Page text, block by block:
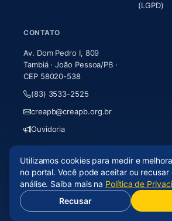
(LGPD)
CONTATO
Av. Dom Pedro I, 809
Tambiá · João Pessoa/PB ·
CEP 58020-538
(83) 3533-2525
creapb@creapb.org.br
Ouvidoria
© 2026 CREA-PB · Todos os direitos
Acessibilidade
Mapa do site· LGPD
Desenvolvido porAxium
Utilizamos cookies para medir e
no portal. Você pode aceitar ou recusar
análise. Saiba mais na Política de
Recusar